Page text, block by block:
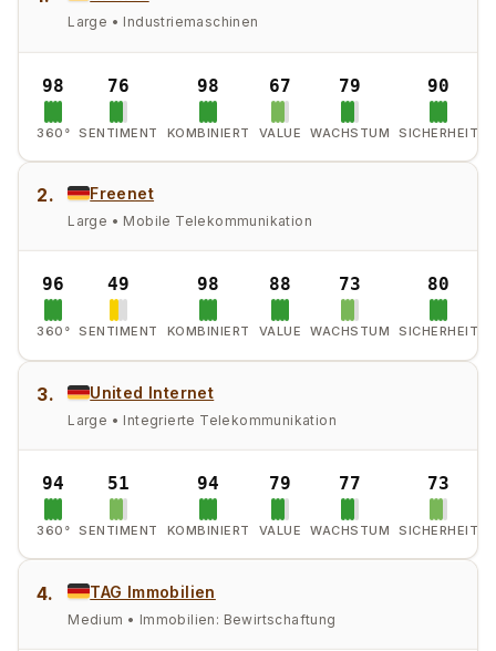
Large • Industriemaschinen
98
360°
76
SENTIMENT
98
KOMBINIERT
67
VALUE
79
WACHSTUM
90
SICHERHEIT
2. Freenet
Large • Mobile Telekommunikation
96
360°
49
SENTIMENT
98
KOMBINIERT
88
VALUE
73
WACHSTUM
80
SICHERHEIT
3. United Internet
Large • Integrierte Telekommunikation
94
360°
51
SENTIMENT
94
KOMBINIERT
79
VALUE
77
WACHSTUM
73
SICHERHEIT
4. TAG Immobilien
Medium • Immobilien: Bewirtschaftung